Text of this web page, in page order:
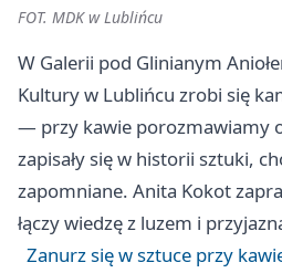
FOT. MDK w Lublińcu
W Galerii pod Glinianym
Kultury w Lublińcu zrobi się
— przy kawie porozmawiamy
zapisały się w historii sztuki,
zapomniane. Anita Kokot
łączy wiedzę z luzem i
Zanurz się w sztuce przy